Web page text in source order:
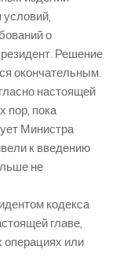
о
Решение
окончательным.
настоящей
пор, пока
Министра
к введению
не
кодекса
главе,
или